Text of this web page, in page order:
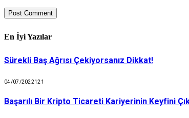
En İyi Yazılar
Sürekli Baş Ağrısı Çekiyorsanız Dikkat!
04/07/2022121
Başarılı Bir Kripto Ticareti Kariyerinin Keyfini